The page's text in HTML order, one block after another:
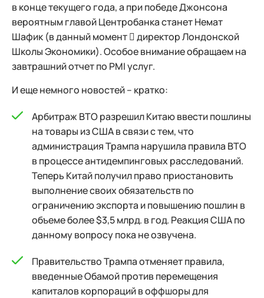
в конце текущего года, а при победе Джонсона
вероятным главой Центробанка станет Немат
Шафик (в данный момент  директор Лондонской
Школы Экономики). Особое внимание обращаем на
завтрашний отчет по PMI услуг.
И еще немного новостей – кратко:
Арбитраж ВТО разрешил Китаю ввести пошлины
на товары из США в связи с тем, что
администрация Трампа нарушила правила ВТО
в процессе антидемпинговых расследований.
Теперь Китай получил право приостановить
выполнение своих обязательств по
ограничению экспорта и повышению пошлин в
объеме более $3,5 млрд. в год. Реакция США по
данному вопросу пока не озвучена.
Правительство Трампа отменяет правила,
введенные Обамой против перемещения
капиталов корпораций в оффшоры для